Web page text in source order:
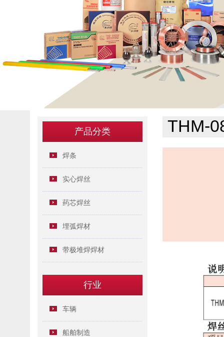
产品分类
焊条
实心焊丝
药芯焊丝
埋弧焊材
带极堆焊焊材
行业
车辆
船舶制造
THM-